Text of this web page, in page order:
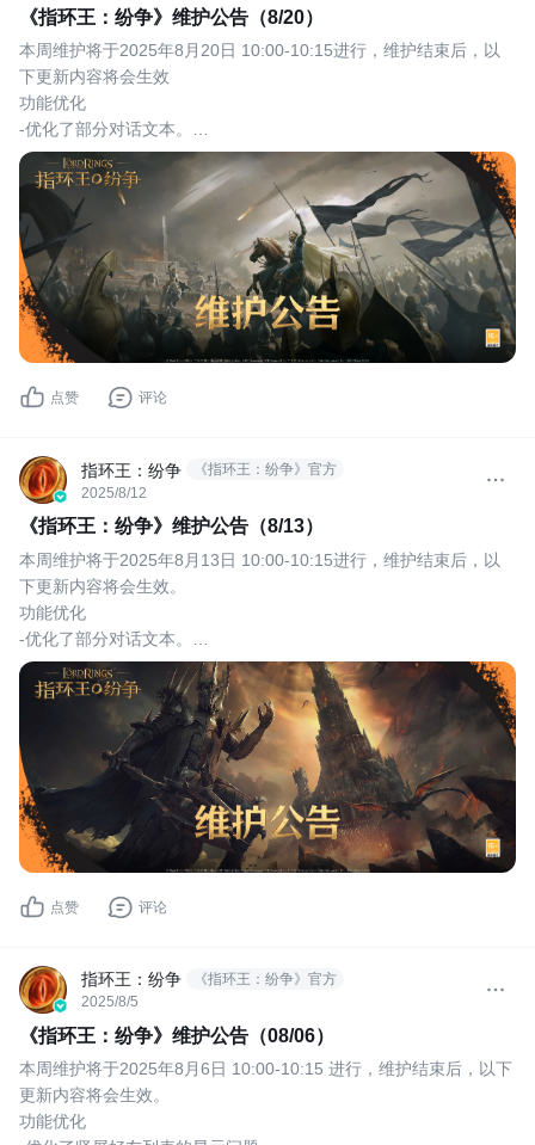
《指环王：纷争》维护公告（8/20）
本周维护将于2025年8月20日 10:00-10:15进行，维护结束后，以
下更新内容将会生效
功能优化
-优化了部分对话文本。
-优化了部分界面显示。
点赞 评论
指环王：纷争 《指环王：纷争》官方
2025/8/12
《指环王：纷争》维护公告（8/13）
本周维护将于2025年8月13日 10:00-10:15进行，维护结束后，以
下更新内容将会生效。
功能优化
-优化了部分对话文本。
-优化了个人详情界面伙伴信息的显示。
点赞 评论
指环王：纷争 《指环王：纷争》官方
2025/8/5
《指环王：纷争》维护公告（08/06）
本周维护将于2025年8月6日 10:00-10:15 进行，维护结束后，以下
更新内容将会生效。
功能优化